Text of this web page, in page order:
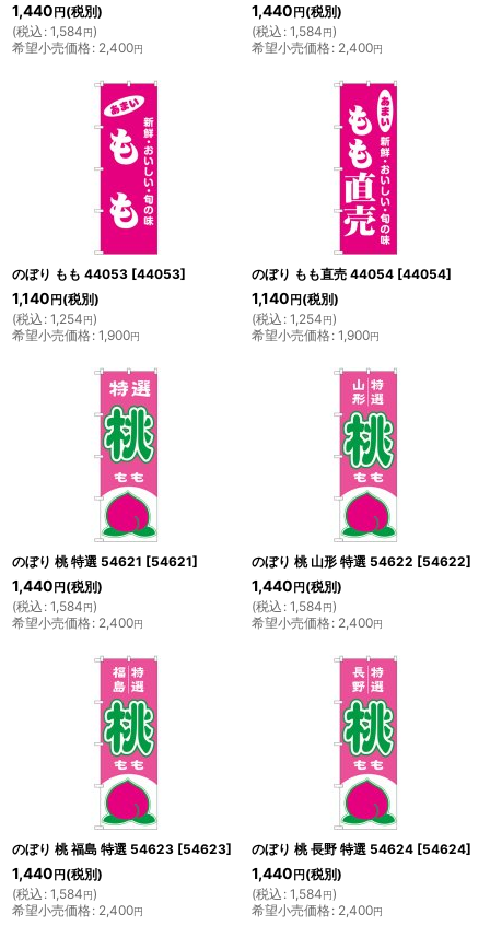
1,440 円 (税別)
(税込 : 1,584円)
希望小売価格: 2,400円
1,440 円 (税別)
(税込 : 1,584円)
希望小売価格: 2,400円
のぼり もも 44053 [44053]
1,140 円 (税別)
(税込 : 1,254円)
希望小売価格: 1,900円
のぼり もも直売 44054 [44054]
1,140 円 (税別)
(税込 : 1,254円)
希望小売価格: 1,900円
のぼり 桃 特選 54621 [54621]
1,440 円 (税別)
(税込 : 1,584円)
希望小売価格: 2,400円
のぼり 桃 山形 特選 54622 [54622]
1,440 円 (税別)
(税込 : 1,584円)
希望小売価格: 2,400円
のぼり 桃 福島 特選 54623 [54623]
1,440 円 (税別)
(税込 : 1,584円)
希望小売価格: 2,400円
のぼり 桃 長野 特選 54624 [54624]
1,440 円 (税別)
(税込 : 1,584円)
希望小売価格: 2,400円